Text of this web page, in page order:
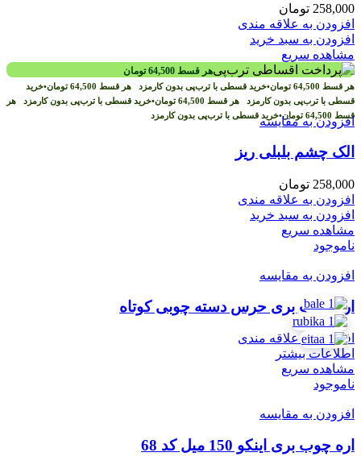
258,000 تومان
افزودن به علاقه مندی
افزودن به سبد خرید
مشاهده سریع
هر قسط 64,500 تومان
هر قسط 64,500 تومان•خرید قسطی با ترب‌پی بدون کارمزد هر قسط 64,500 تومان•خرید
قسطی با ترب‌پی بدون کارمزد هر قسط 64,500 تومان•خرید قسطی با ترب‌پی بدون کارمزد هر
قسط 64,500 تومان•خرید قسطی با ترب‌پی بدون کارمزدافزودن به مقایسه
الک چشم بلبلی ریز
258,000 تومان
افزودن به علاقه مندی
افزودن به سبد خرید
مشاهده سریع
ناموجود
افزودن به مقایسه
اره چوب بری حرس دسته چوبی کوتاه
افزودن به علاقه مندی
اطلاعات بیشتر
مشاهده سریع
ناموجود
افزودن به مقایسه
اره چوب بری اینکو 150 میل کد 68